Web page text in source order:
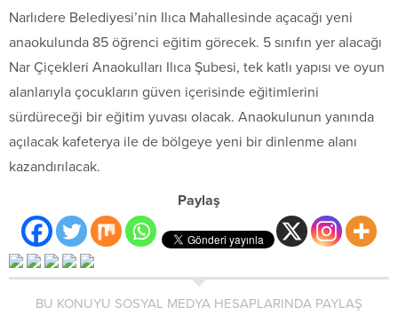
Narlıdere Belediyesi’nin Ilıca Mahallesinde açacağı yeni
anaokulunda 85 öğrenci eğitim görecek. 5 sınıfın yer alacağı
Nar Çiçekleri Anaokulları Ilıca Şubesi, tek katlı yapısı ve oyun
alanlarıyla çocukların güven içerisinde eğitimlerini
sürdüreceği bir eğitim yuvası olacak. Anaokulunun yanında
açılacak kafeterya ile de bölgeye yeni bir dinlenme alanı
kazandırılacak.
Paylaş
BU KONUYU SOSYAL MEDYA HESAPLARINDA PAYLAŞ